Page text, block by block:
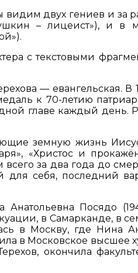
двух гениев и за
– лицеист»), и в
с текстовыми
— евангельская.
к 70-летию
главе каждый день.
земную жизнь
«Христос и
за два года до
для себя, последний
Посядо
в Самарканде, в
в Москву, где Нина
в Московское
окончила